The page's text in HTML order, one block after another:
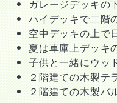
ガレージデッキの
ハイデッキで二階
空中デッキの上で
夏は車庫上デッキ
子供と一緒にウッ
２階建ての木製テ
２階建ての木製バ